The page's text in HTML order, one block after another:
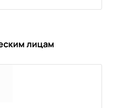
лицам